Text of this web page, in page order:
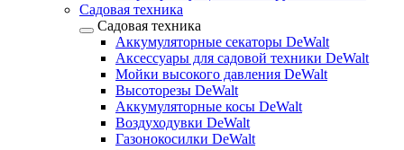
Садовая техника
Садовая техника
Аккумуляторные секаторы DeWalt
Аксессуары для садовой техники DeWalt
Мойки высокого давления DeWalt
Высоторезы DeWalt
Аккумуляторные косы DeWalt
Воздуходувки DeWalt
Газонокосилки DeWalt